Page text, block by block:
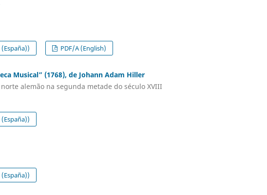
PDF/A (English)
Musical” (1768), de Johann Adam Hiller
alemão na segunda metade do século XVIII